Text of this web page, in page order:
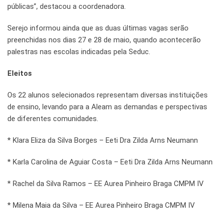
públicas”, destacou a coordenadora.
Serejo informou ainda que as duas últimas vagas serão
preenchidas nos dias 27 e 28 de maio, quando acontecerão
palestras nas escolas indicadas pela Seduc.
Eleitos
Os 22 alunos selecionados representam diversas instituições
de ensino, levando para a Aleam as demandas e perspectivas
de diferentes comunidades.
* Klara Eliza da Silva Borges – Eeti Dra Zilda Arns Neumann
* Karla Carolina de Aguiar Costa – Eeti Dra Zilda Arns Neumann
* Rachel da Silva Ramos – EE Aurea Pinheiro Braga CMPM IV
* Milena Maia da Silva – EE Aurea Pinheiro Braga CMPM IV